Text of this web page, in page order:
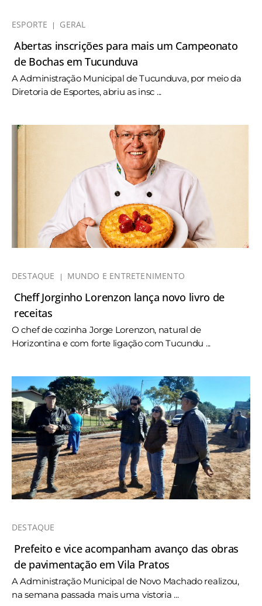
ESPORTE GERAL
Abertas inscrições para mais um Campeonato
de Bochas em Tucunduva
A Administração Municipal de Tucunduva, por meio da
Diretoria de Esportes, abriu as insc ...
DESTAQUE MUNDO E ENTRETENIMENTO
Cheff Jorginho Lorenzon lança novo livro de
receitas
O chef de cozinha Jorge Lorenzon, natural de
Horizontina e com forte ligação com Tucundu ...
DESTAQUE
Prefeito e vice acompanham avanço das obras
de pavimentação em Vila Pratos
A Administração Municipal de Novo Machado realizou,
na semana passada mais uma vistoria ...